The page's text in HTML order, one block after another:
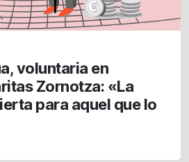
voluntaria en
Zornotza: «La
para aquel que lo